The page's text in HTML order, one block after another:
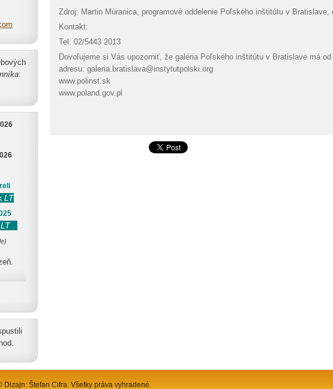
Zdroj: Martin Múranica, programové oddelenie Poľského inštitútu v Bratislave,
Kontakt:
Tel. 02/5443 2013
Dovoľujeme si Vás upozorniť, že galéria Poľského inštitútu v Bratislave má
adresu: galeria.bratislava@instytutpolski.org
www.polinst.sk
www.poland.gov.pl
:
LT
LT
Štefan Cifra. Všetky práva vyhradené.